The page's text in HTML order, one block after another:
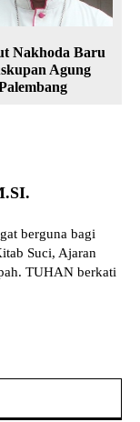
Nakhoda Baru
Agung
berguna bagi
Suci, Ajaran
TUHAN berkati